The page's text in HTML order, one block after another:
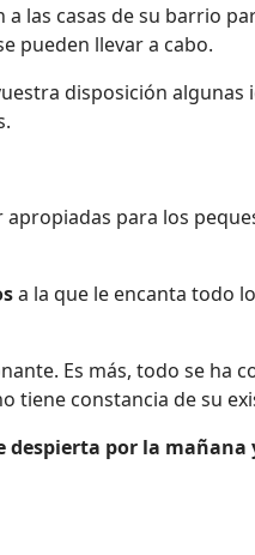
las casas de su barrio
pueden llevar a cabo.
disposición algunas
para los
a la que le encanta todo
Es más, todo se
tiene constancia de su
despierta por la mañana